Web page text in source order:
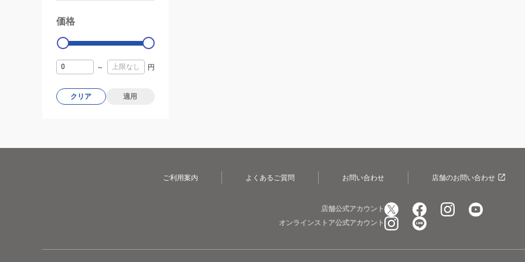
価格
0
～ 円
クリア 適用
ご利用案内 よくあるご質問 お問い合わせ 店舗のお問い合わせ
店舗公式アカウント
オンラインストア公式アカウント